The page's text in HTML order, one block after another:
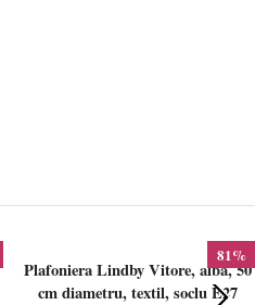
81%
Plafoniera Lindby Vitore, alba, 50
cm diametru, textil, soclu E27